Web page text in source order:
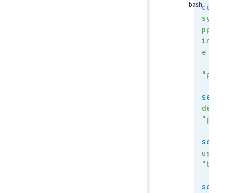
config
system
pppoe-
e
set
device
set
"bing"
set